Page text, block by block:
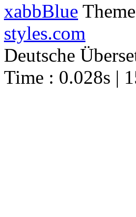
xabbBlue
styles.com
Deutsche
Time : 0.028s |